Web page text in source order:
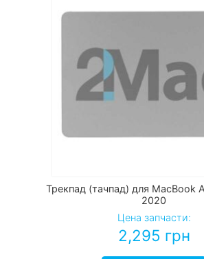
Трекпад (тачпад) для MacBook
2020
Цена запчасти:
2,295 грн